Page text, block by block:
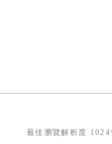
最佳瀏覽解析度